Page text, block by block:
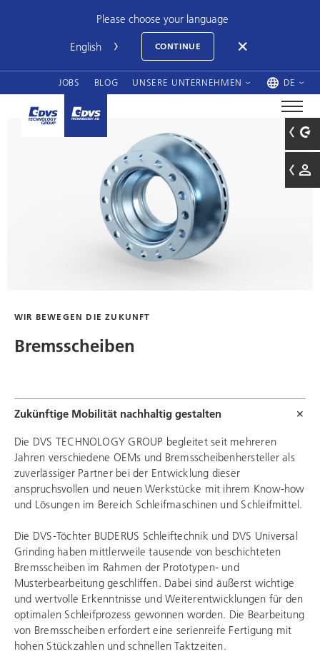
Please choose your language
CONTINUE
JOBS BLOG UNSERE UNTERNEHMEN DE
WIR BEWEGEN DIE ZUKUNFT
Bremsscheiben
Zukünftige Mobilität nachhaltig gestalten
Die DVS TECHNOLOGY GROUP begleitet seit mehreren
Jahren verschiedene OEMs und Bremsscheibenhersteller als
zuverlässiger Partner bei der Entwicklung dieser
anspruchsvollen und neuen Werkstücke mit ihrem Know-how
und Lösungen im Bereich Schleifmaschinen und Schleifmittel.
Die DVS-Töchter BUDERUS Schleiftechnik und DVS Universal
Grinding haben mittlerweile tausende von beschichteten
Bremsscheiben im Rahmen der Prototypen- und
Musterbearbeitung geschliffen. Dabei sind äußerst wichtige
und wertvolle Erkenntnisse und Weiterentwicklungen für den
optimalen Schleifprozess gewonnen worden. Die Bearbeitung
von Bremsscheiben erfordert eine serienreife Fertigung mit
hohen Stückzahlen und schnellen Taktzeiten.